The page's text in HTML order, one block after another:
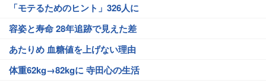
「モテるためのヒント」326人に
容姿と寿命 28年追跡で見えた差
あたりめ 血糖値を上げない理由
体重62kg→82kgに 寺田心の生活